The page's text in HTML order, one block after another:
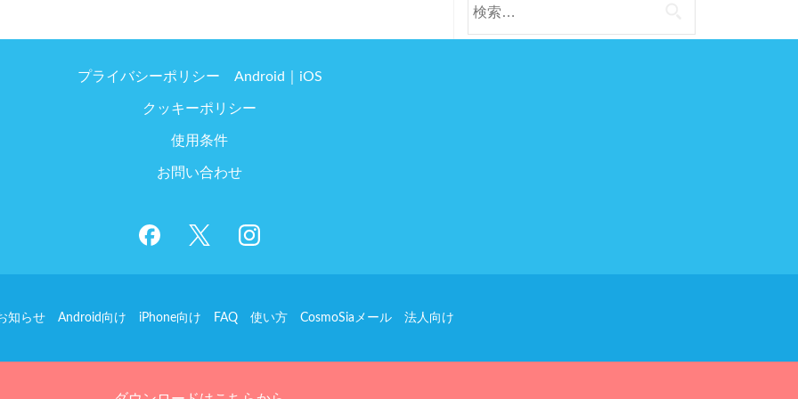
索:
プライバシーポリシー Android iOS
クッキーポリシー
使用条件
お問い合わせ
知らせ Android向け iPhone向け FAQ 使い方 CosmoSiaメール 法人向け